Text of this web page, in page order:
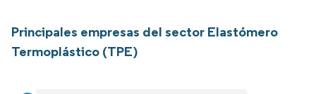
Principales empresas del sector Elastómero
Termoplástico (TPE)